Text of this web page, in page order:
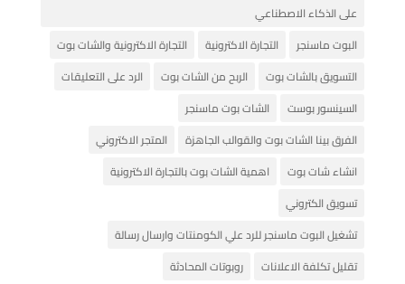
على الذكاء الاصطناعي
البوت ماسنجر
التجارة الاكترونية
التجارة الاكترونية والشات بوت
التسويق بالشات بوت
الربح من الشات بوت
الرد على التعليقات
السينسور بوست
الشات بوت ماسنجر
الفرق بينا الشات بوت والقوالب الجاهزة
المتجر الاكتروني
انشاء شات بوت
اهمية الشات بوت بالتجارة الاكترونية
تسويق الكتروني
تشغيل البوت ماسنجر للرد علي الكومنتات وارسال رسالة
تقليل تكلفة الاعلانات
روبوتات المحادثة